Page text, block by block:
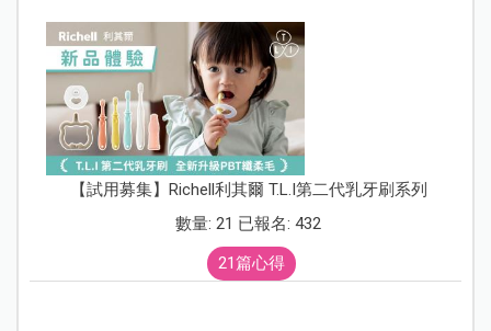
【試用募集】Richell利其爾 T.L.I第二代乳牙刷系列
數量: 21 已報名: 432
21篇心得